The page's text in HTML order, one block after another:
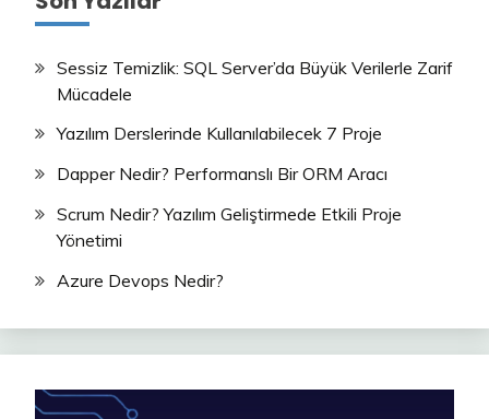
Sessiz Temizlik: SQL Server’da Büyük Verilerle Zarif
Mücadele
Yazılım Derslerinde Kullanılabilecek 7 Proje
Dapper Nedir? Performanslı Bir ORM Aracı
Scrum Nedir? Yazılım Geliştirmede Etkili Proje
Yönetimi
Azure Devops Nedir?